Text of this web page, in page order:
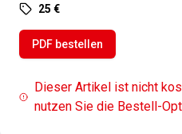
25 €
PDF bestellen
Dieser Artikel ist nicht
nutzen Sie die Bestell-